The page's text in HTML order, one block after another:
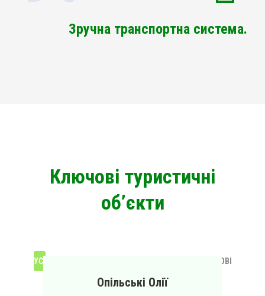
Зручна транспортна система.
Ключові туристичні
об’єкти
УСІ КУЛЬТОВІ
МАЙСТЕРНІ МУЗЕЇ ПРОЖИВАННЯ
Опільські Олії